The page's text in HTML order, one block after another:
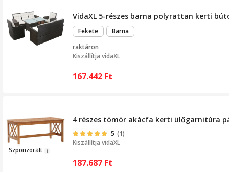
VidaXL 5-részes barna polyrattan kerti
Fekete
Barna
raktáron
Kiszállítja vidaXL
167.442 Ft
Szponzorált
4 részes tömör akácfa kerti ülőgarnitúra
5 (1)
Kiszállítja vidaXL
187.687 Ft